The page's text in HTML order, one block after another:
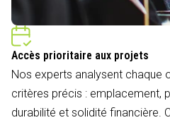
Accès prioritaire aux projets
Nos experts analysent chaque
critères précis : emplacement,
durabilité et solidité financière.